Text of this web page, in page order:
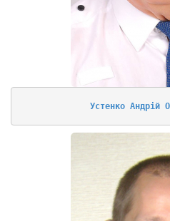
Устенко Андрій